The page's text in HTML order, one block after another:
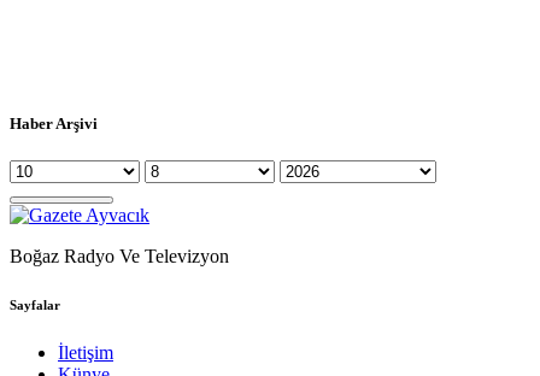
Haber Arşivi
Boğaz Radyo Ve Televizyon
Sayfalar
İletişim